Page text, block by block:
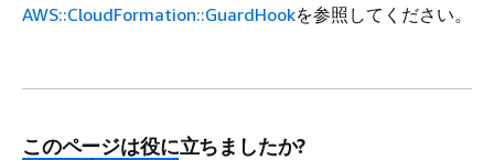
AWS::CloudFormation::GuardHookを参照してください。
このページは役に立ちましたか?